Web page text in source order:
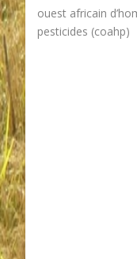
ouest africain
pesticides (coahp)